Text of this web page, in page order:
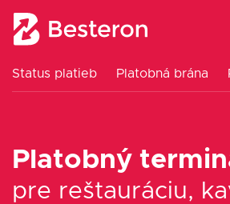
Status platieb Platobná brána
eKasa pokladne
Platobná brána
Platobný
pre reštauráciu,